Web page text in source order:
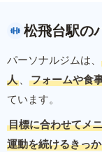
松飛台駅の
パーソナルジムは、
人 、 フォームや食
ています。
目標に合わせてメ
運動を続けるきっ